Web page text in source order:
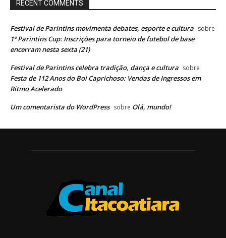
RECENT COMMENTS
Festival de Parintins movimenta debates, esporte e cultura sobre
1º Parintins Cup: Inscrições para torneio de futebol de base
encerram nesta sexta (21)
Festival de Parintins celebra tradição, dança e cultura sobre
Festa de 112 Anos do Boi Caprichoso: Vendas de Ingressos em
Ritmo Acelerado
Um comentarista do WordPress sobre Olá, mundo!